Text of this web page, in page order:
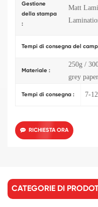
Gestione
della stampa
:
Matt
Tempi di consegna del
Materiale :
250g /
grey
Tempi di consegna : 7-
RICHIESTA ORA
CATEGORIE DI